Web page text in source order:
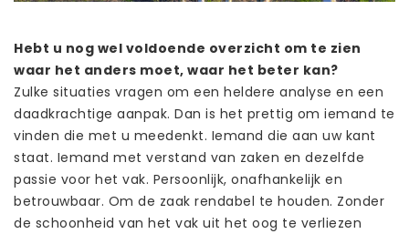
Hebt u nog wel voldoende overzicht om te zien
waar het anders moet, waar het beter kan?
Zulke situaties vragen om een heldere analyse en een
daadkrachtige aanpak. Dan is het prettig om iemand te
vinden die met u meedenkt. Iemand die aan uw kant
staat. Iemand met verstand van zaken en dezelfde
passie voor het vak. Persoonlijk, onafhankelijk en
betrouwbaar. Om de zaak rendabel te houden. Zonder
de schoonheid van het vak uit het oog te verliezen